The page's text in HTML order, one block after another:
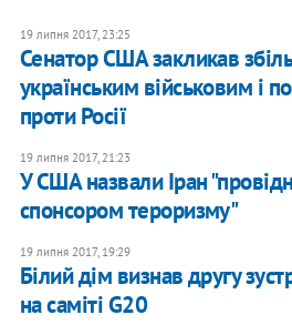
19 липня 2017, 23:25
Сенатор США закликав
українським військовим і
проти Росії
19 липня 2017, 21:23
У США назвали Іран
спонсором тероризму"
19 липня 2017, 19:29
Білий дім визнав другу
на саміті G20